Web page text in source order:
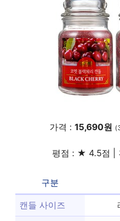
가격 : 15,690원
평점 : ★ 4.5점 |
구분
캔들 사이즈